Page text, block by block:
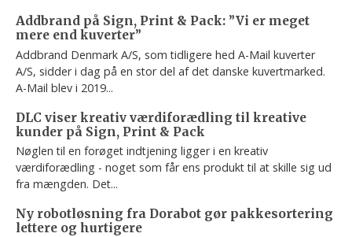
Addbrand på Sign, Print & Pack: ”Vi er meget
mere end kuverter”
Addbrand Denmark A/S, som tidligere hed A-Mail kuverter
A/S, sidder i dag på en stor del af det danske kuvertmarked.
A-Mail blev i 2019...
DLC viser kreativ værdiforædling til kreative
kunder på Sign, Print & Pack
Nøglen til en forøget indtjening ligger i en kreativ
værdiforædling - noget som får ens produkt til at skille sig ud
fra mængden. Det...
Ny robotløsning fra Dorabot gør pakkesortering
lettere og hurtigere